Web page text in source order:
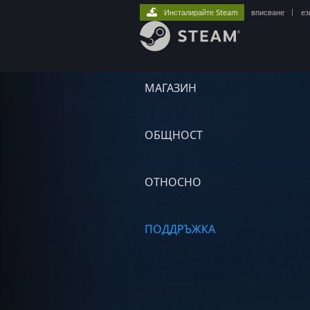
МАГАЗИН
ОБЩНОСТ
ОТНОСНО
ПОДДРЪЖКА
Инсталирайте Steam вписване